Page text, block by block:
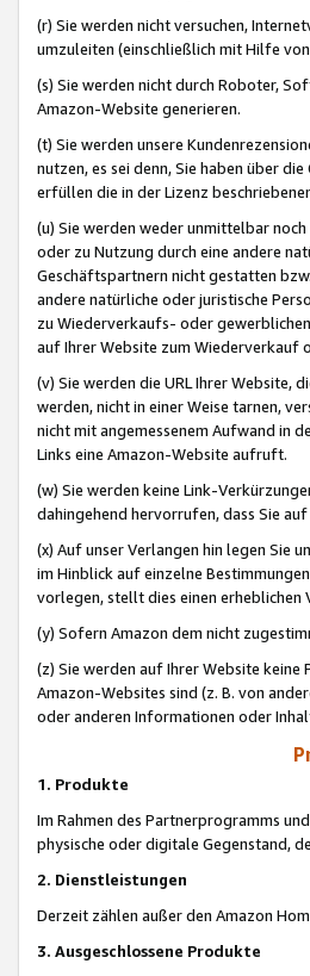
(r) Sie werden nicht versuchen,
umzuleiten (einschließlich mit Hilfe
(s) Sie werden nicht durch Roboter,
Amazon-Website generieren.
(t) Sie werden unsere
nutzen, es sei denn, Sie haben über
erfüllen die in der Lizenz
(u) Sie werden weder unmittelbar
oder zu Nutzung durch eine andere
Geschäftspartnern nicht gestatten
andere natürliche oder juristische
zu Wiederverkaufs- oder
auf Ihrer Website zum Wiederverkauf
(v) Sie werden die URL Ihrer Website,
werden, nicht in einer Weise tarnen,
nicht mit angemessenem Aufwand in
Links eine Amazon-Website aufruft.
(w) Sie werden keine Link-
dahingehend hervorrufen, dass Sie
(x) Auf unser Verlangen hin legen Sie
im Hinblick auf einzelne
vorlegen, stellt dies einen erheblichen
(y) Sofern Amazon dem nicht
(z) Sie werden auf Ihrer Website
Amazon-Websites sind (z. B. von
oder anderen Informationen oder
1. Produkte
Im Rahmen des Partnerprogramms
physische oder digitale Gegenstand,
2. Dienstleistungen
Derzeit zählen außer den Amazon
3. Ausgeschlossene Produkte